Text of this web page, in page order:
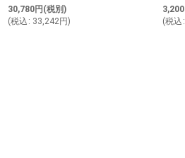
30,780円 (税別)
(税込 : 33,242円)
3,200
(税込 :